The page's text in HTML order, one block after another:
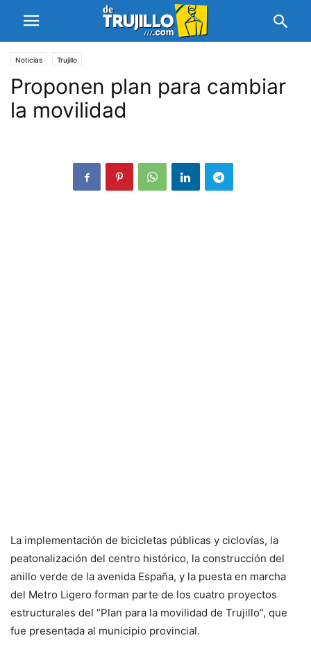
Noticias Trujillo
Proponen plan para cambiar
la movilidad
La implementación de bicicletas públicas y ciclovías, la
peatonalización del centro histórico, la construcción del
anillo verde de la avenida España, y la puesta en marcha
del Metro Ligero forman parte de los cuatro proyectos
estructurales del “Plan para la movilidad de Trujillo”, que
fue presentada al municipio provincial.